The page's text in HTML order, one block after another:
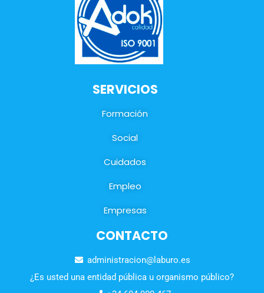
SERVICIOS
Formación
Social
Cuidados
Empleo
Empresas
CONTACTO
administracion@laburo.es
¿Es usted una entidad pública u organismo público?